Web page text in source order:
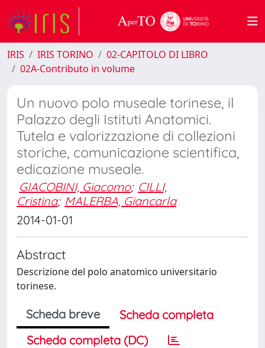
IRIS IRIS TORINO
02-CAPITOLO DI LIBRO
02A-Contributo in volume
Un nuovo polo museale torinese, il
Palazzo degli Istituti Anatomici.
Tutela e valorizzazione di collezioni
storiche, comunicazione scientifica,
edicazione museale.
GIACOBINI, Giacomo; CILLI,
Cristina; MALERBA, Giancarla
2014-01-01
Abstract
Descrizione del polo anatomico universitario
torinese.
Scheda breve
Scheda completa
Scheda completa (DC)